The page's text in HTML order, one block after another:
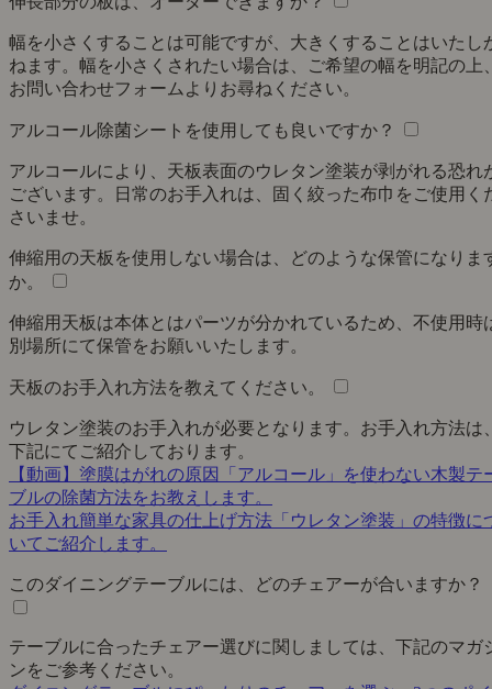
幅を小さくすることは可能ですが、大きくすることはいたし
ねます。幅を小さくされたい場合は、ご希望の幅を明記の上
お問い合わせフォームよりお尋ねください。
アルコール除菌シートを使用しても良いですか？
アルコールにより、天板表面のウレタン塗装が剥がれる恐れ
ございます。日常のお手入れは、固く絞った布巾をご使用く
さいませ。
伸縮用の天板を使用しない場合は、どのような保管になりま
か。
伸縮用天板は本体とはパーツが分かれているため、不使用時
別場所にて保管をお願いいたします。
天板のお手入れ方法を教えてください。
ウレタン塗装のお手入れが必要となります。お手入れ方法は
下記にてご紹介しております。
【動画】塗膜はがれの原因「アルコール」を使わない木製テ
ブルの除菌方法をお教えします。
お手入れ簡単な家具の仕上げ方法「ウレタン塗装」の特徴に
いてご紹介します。
このダイニングテーブルには、どのチェアーが合いますか？
テーブルに合ったチェアー選びに関しましては、下記のマガ
ンをご参考ください。